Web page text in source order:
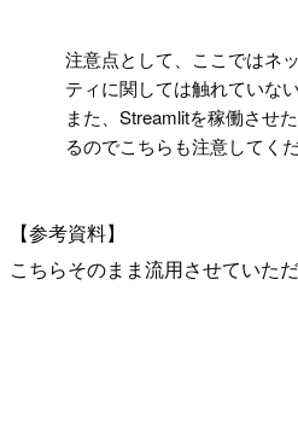
注意点として、ここではネ
ティに関しては触れていな
また、Streamlitを稼働させ
るのでこちらも注意してくだ
【参考資料】
こちらそのまま流用させていた